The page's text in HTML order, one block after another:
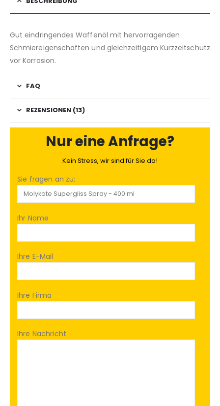
Gut eindringendes Waffenöl mit hervorragenden
Schmiereigenschaften und gleichzeitigem Kurzzeitschutz
vor Korrosion.
FAQ
REZENSIONEN (13)
Nur eine Anfrage?
Kein Stress, wir sind für Sie da!
Sie fragen an zu:
Ihr Name
Ihre E-Mail
Ihre Firma
Ihre Nachricht